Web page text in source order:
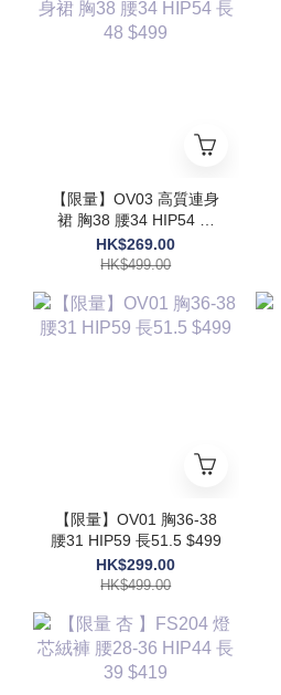
【限量】OV03 高質連身
裙 胸38 腰34 HIP54 長
48 $499
HK$269.00
HK$499.00
【限量】OV01 胸36-38
腰31 HIP59 長51.5 $499
HK$299.00
HK$499.00